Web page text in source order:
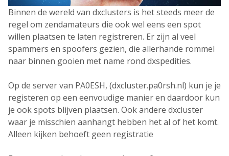
Binnen de wereld van dxclusters is het steeds meer de
regel om zendamateurs die ook wel eens een spot
willen plaatsen te laten registreren. Er zijn al veel
spammers en spoofers gezien, die allerhande rommel
naar binnen gooien met name rond dxspedities.
Op de server van PA0ESH, (dxcluster.pa0rsh.nl) kun je je
registeren op een eenvoudige manier en daardoor kun
je ook spots blijven plaatsen. Ook andere dxcluster
waar je misschien aanhangt hebben het al of het komt.
Alleen kijken behoeft geen registratie